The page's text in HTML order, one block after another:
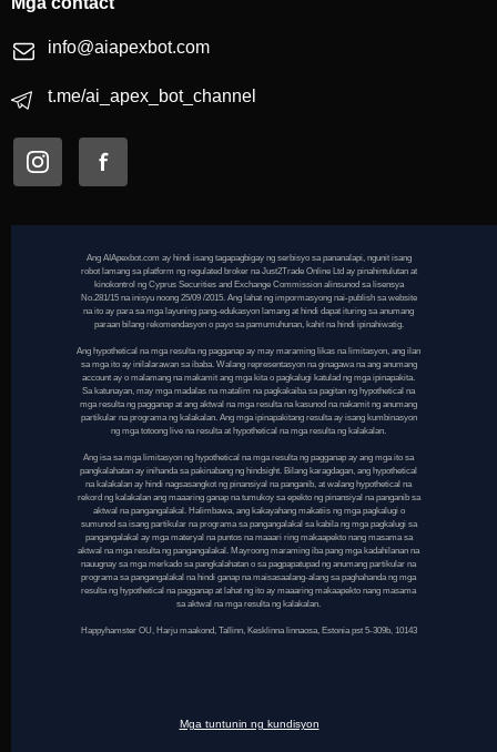
Ang AIApexbot.com ay hindi isang tagapagbigay ng serbisyo sa pananalapi, ngunit isang
robot lamang sa platform ng regulated broker na Just2Trade Online Ltd ay pinahintulutan at
kinokontrol ng Cyprus Securities and Exchange Commission alinsunod sa lisensya
No.281/15 na inisyu noong 25/09 /2015. Ang lahat ng impormasyong nai-publish sa website
na ito ay para sa mga layuning pang-edukasyon lamang at hindi dapat ituring sa anumang
paraan bilang rekomendasyon o payo sa pamumuhunan, kahit na hindi ipinahiwatig.
Ang hypothetical na mga resulta ng pagganap ay may maraming likas na limitasyon, ang ilan
sa mga ito ay inilalarawan sa ibaba. Walang representasyon na ginagawa na ang anumang
account ay o malamang na makamit ang mga kita o pagkalugi katulad ng mga ipinapakita.
Sa katunayan, may mga madalas na matalim na pagkakaiba sa pagitan ng hypothetical na
mga resulta ng pagganap at ang aktwal na mga resulta na kasunod na nakamit ng anumang
partikular na programa ng kalakalan. Ang mga ipinapakitang resulta ay isang kumbinasyon
ng mga totoong live na resulta at hypothetical na mga resulta ng kalakalan.
Ang isa sa mga limitasyon ng hypothetical na mga resulta ng pagganap ay ang mga ito sa
pangkalahatan ay inihanda sa pakinabang ng hindsight. Bilang karagdagan, ang hypothetical
na kalakalan ay hindi nagsasangkot ng pinansiyal na panganib, at walang hypothetical na
rekord ng kalakalan ang maaaring ganap na tumukoy sa epekto ng pinansiyal na panganib sa
aktwal na pangangalakal. Halimbawa, ang kakayahang makatiis ng mga pagkalugi o
sumunod sa isang partikular na programa sa pangangalakal sa kabila ng mga pagkalugi sa
pangangalakal ay mga materyal na puntos na maaari ring makaapekto nang masama sa
aktwal na mga resulta ng pangangalakal. Mayroong maraming iba pang mga kadahilanan na
nauugnay sa mga merkado sa pangkalahatan o sa pagpapatupad ng anumang partikular na
programa sa pangangalakal na hindi ganap na maisasaalang-alang sa paghahanda ng mga
resulta ng hypothetical na pagganap at lahat ng ito ay maaaring makaapekto nang masama
sa aktwal na mga resulta ng kalakalan.
Happyhamster OU, Harju maakond, Tallinn, Kesklinna linnaosa, Estonia pst 5-309b, 10143
Mga tuntunin ng kundisyon
info@aiapexbot.com
t.me/ai_apex_bot_channel